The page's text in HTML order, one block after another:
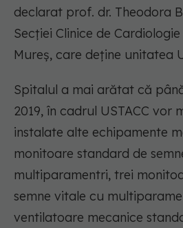
declarat prof. dr. Theodora
Secției Clinice de
Mureș, care deține unitatea
Spitalul a mai arătat că
2019, în cadrul USTACC vor
instalate alte echipamente
monitoare standard de
multiparamentri, trei
semne vitale cu
ventilatoare mecanice